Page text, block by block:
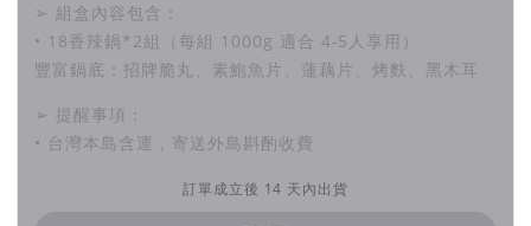
➢ 組盒內容包含：
• 18香辣鍋*2組（每組 1000g 適合 4-5人享用）
豐富鍋底：招牌脆丸、素鮑魚片、蓮藕片、烤麩、黑木耳
➢ 提醒事項：
• 台灣本島含運，寄送外島斟酌收費
訂單成立後 14 天內出貨